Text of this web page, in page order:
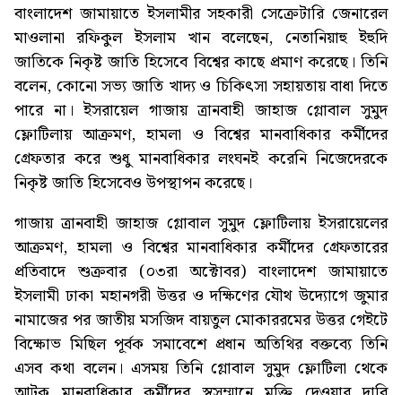
বাংলাদেশ জামায়াতে ইসলামীর সহকারী সেক্রেটারি জেনারেল
মাওলানা রফিকুল ইসলাম খান বলেছেন, নেতানিয়াহু ইহুদি
জাতিকে নিকৃষ্ট জাতি হিসেবে বিশ্বের কাছে প্রমাণ করেছে। তিনি
বলেন, কোনো সভ্য জাতি খাদ্য ও চিকিৎসা সহায়তায় বাধা দিতে
পারে না। ইসরায়েল গাজায় ত্রানবাহী জাহাজ গ্লোবাল সুমুদ
ফ্লোটিলায় আক্রমণ, হামলা ও বিশ্বের মানবাধিকার কর্মীদের
গ্রেফতার করে শুধু মানবাধিকার লংঘনই করেনি নিজেদেরকে
নিকৃষ্ট জাতি হিসেবেও উপস্থাপন করেছে।
গাজায় ত্রানবাহী জাহাজ গ্লোবাল সুমুদ ফ্লোটিলায় ইসরায়েলের
আক্রমণ, হামলা ও বিশ্বের মানবাধিকার কর্মীদের গ্রেফতারের
প্রতিবাদে শুক্রবার (০৩রা অক্টোবর) বাংলাদেশ জামায়াতে
ইসলামী ঢাকা মহানগরী উত্তর ও দক্ষিণের যৌথ উদ্যোগে জুমার
নামাজের পর জাতীয় মসজিদ বায়তুল মোকাররমের উত্তর গেইটে
বিক্ষোভ মিছিল পূর্বক সমাবেশে প্রধান অতিথির বক্তব্যে তিনি
এসব কথা বলেন। এসময় তিনি গ্লোবাল সুমুদ ফ্লোটিলা থেকে